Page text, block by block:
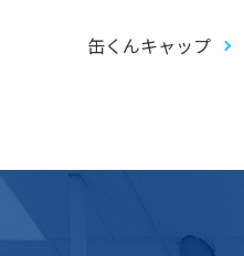
缶くんキャップ